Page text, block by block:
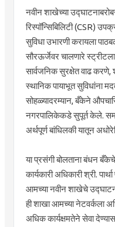
नवीन शाखेच्या
रिस्पॉन्सिबिलिटी (CSR)
सुविधा उभारणी करायला
सौरऊर्जेवर चालणारे
सार्वजनिक सुरक्षेत वाढ करणे,
स्थानिक पायाभूत सुविधांना
सोहळ्यादरम्यान, बँकेने
नगरपालिकेकडे सुपूर्त केले.
अर्थपूर्ण बांधिलकी यातून
या प्रसंगी बोलताना बंधन
कार्यकारी अधिकारी श्री.
आमच्या नवीन शाखेचे
ही शाखा आमच्या नेटवर्कला
अधिक कार्यक्षमतेने सेवा